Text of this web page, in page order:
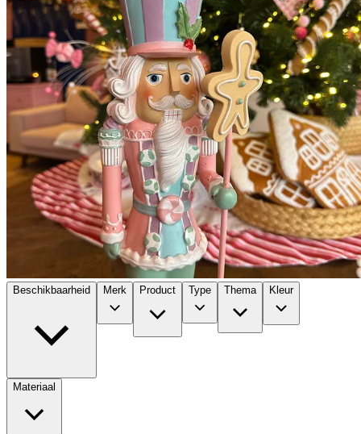
Beschikbaarheid Merk Product Type Thema Kleur
Materiaal